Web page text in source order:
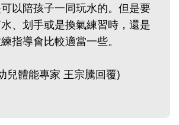
以陪孩子一同玩水的。但是要
、划手或是換氣練習時，還是
指導會比較適當一些。
兒體能專家 王宗騰回覆)